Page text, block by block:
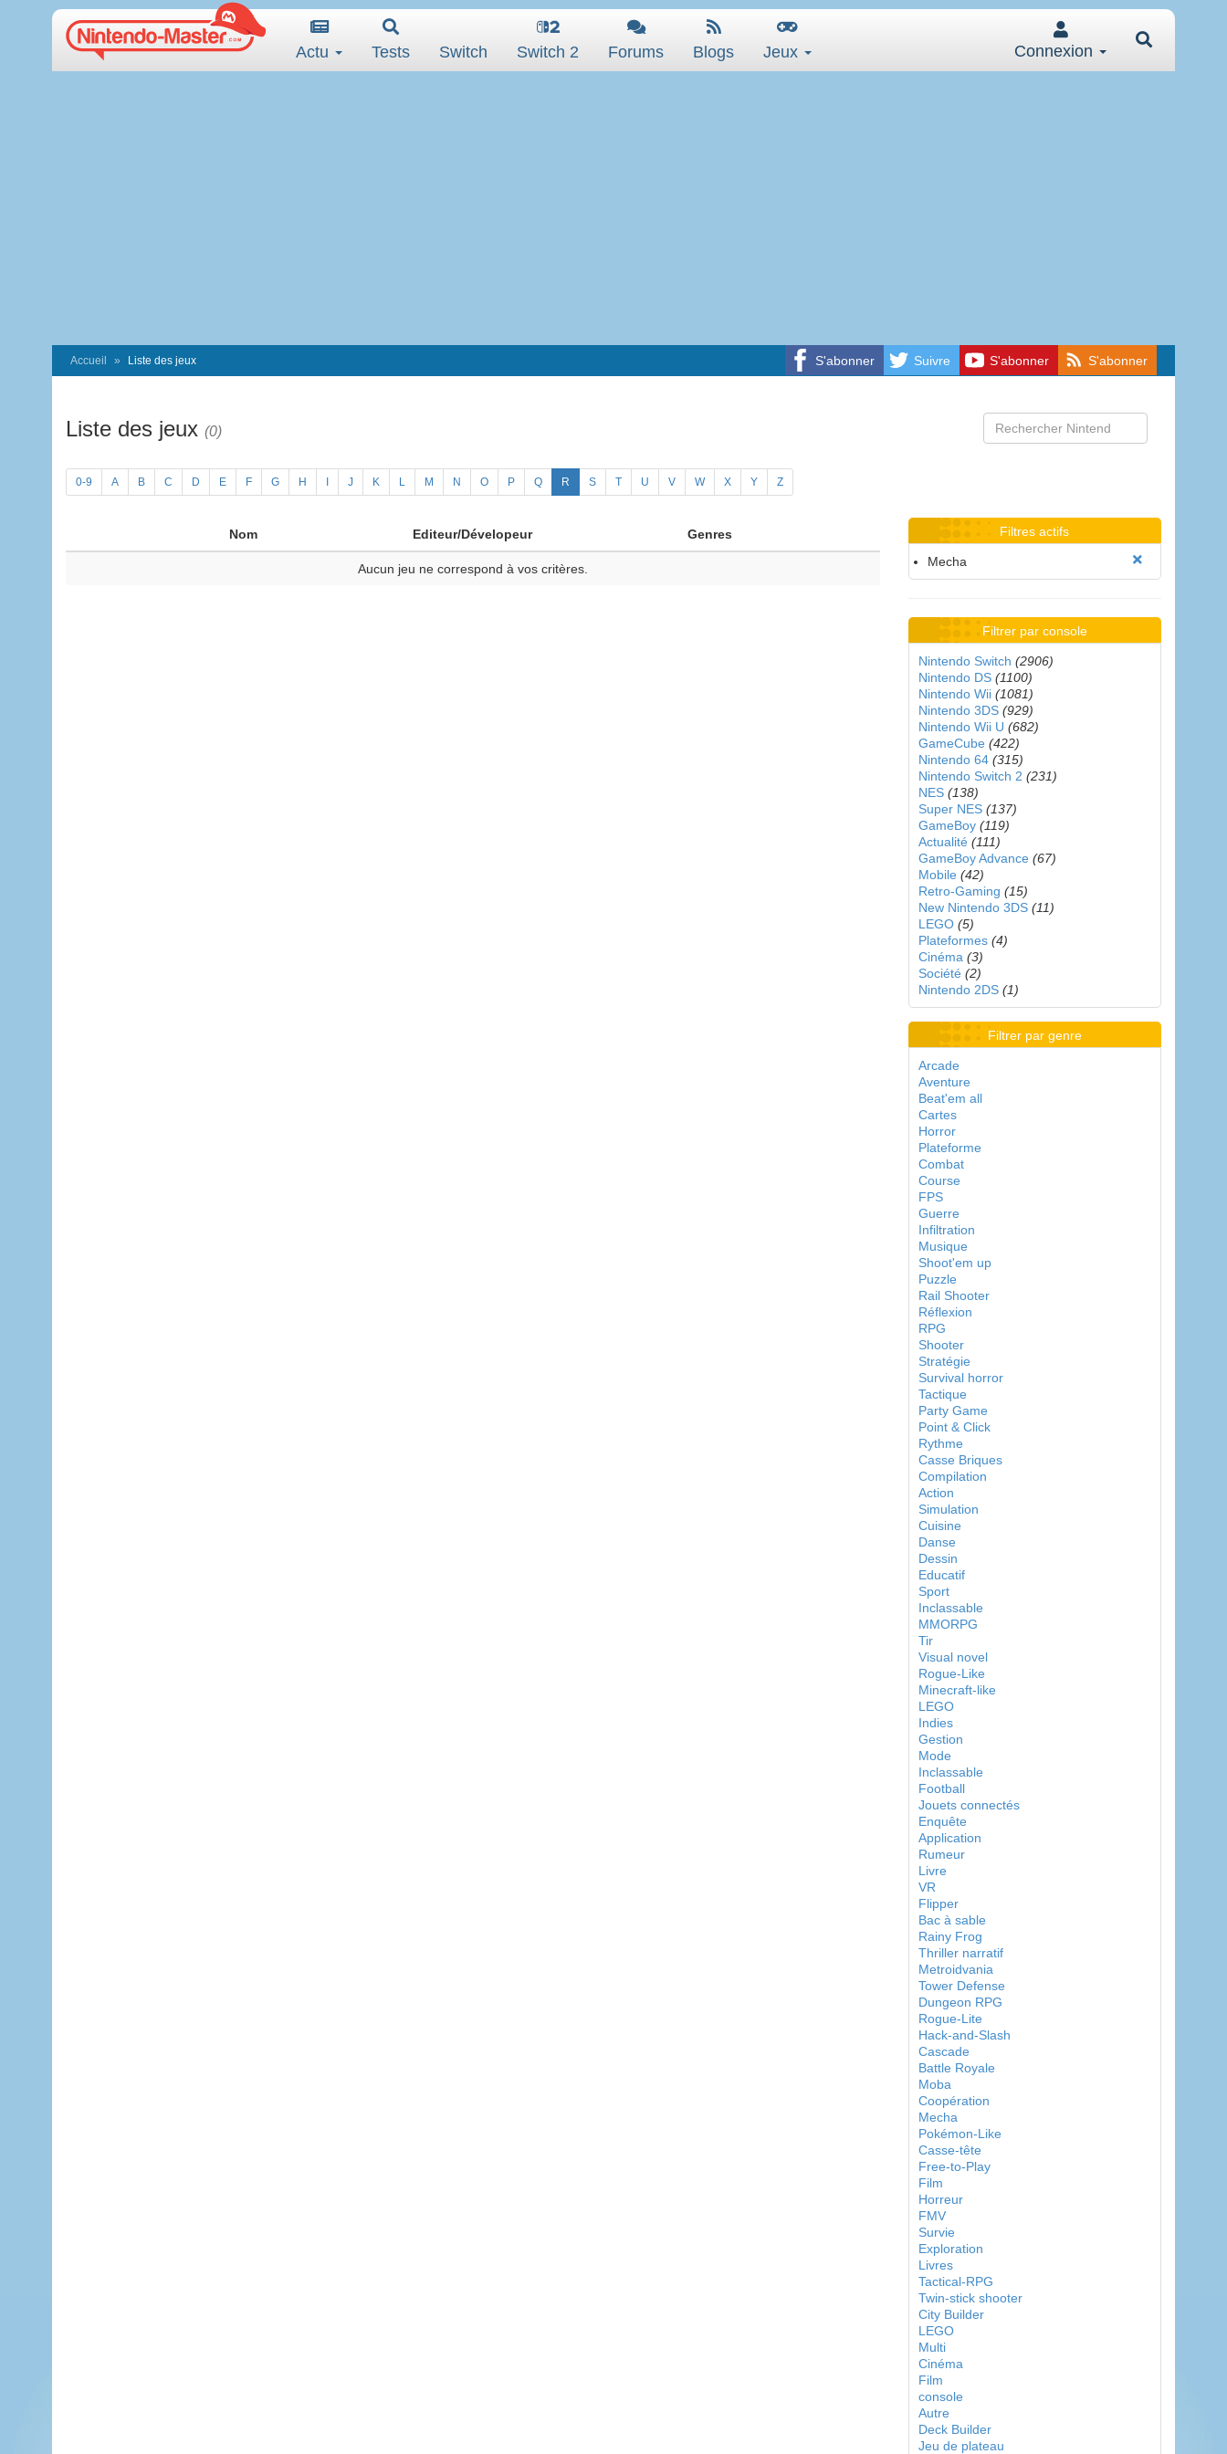
Actu Tests Switch Switch 2 Forums Blogs Jeux Connexion
S'abonner Suivre S'abonner S'abonner
Accueil Liste des jeux
Liste des jeux (0)
0-9 A B C D E F G H J K L M N O P Q R S T U V W X Y Z
Nom Editeur/Dévelopeur Genres
Aucun jeu ne correspond à vos critères.
Filtres actifs
Mecha
Filtrer par console
Nintendo Switch (2906)
Nintendo DS (1100)
Nintendo Wii (1081)
Nintendo 3DS (929)
Nintendo Wii U (682)
GameCube (422)
Nintendo 64 (315)
Nintendo Switch 2 (231)
NES (138)
Super NES (137)
GameBoy (119)
Actualité (111)
GameBoy Advance (67)
Mobile (42)
Retro-Gaming (15)
New Nintendo 3DS (11)
LEGO (5)
Plateformes (4)
Cinéma (3)
Société (2)
Nintendo 2DS (1)
Filtrer par genre
Arcade
Aventure
Beat'em all
Cartes
Horror
Plateforme
Combat
Course
FPS
Guerre
Infiltration
Musique
Shoot'em up
Puzzle
Rail Shooter
Réflexion
RPG
Shooter
Stratégie
Survival horror
Tactique
Party Game
Point & Click
Rythme
Casse Briques
Compilation
Action
Simulation
Cuisine
Danse
Dessin
Educatif
Sport
Inclassable
MMORPG
Tir
Visual novel
Rogue-Like
Minecraft-like
LEGO
Indies
Gestion
Mode
Inclassable
Football
Jouets connectés
Enquête
Application
Rumeur
Livre
VR
Flipper
Bac à sable
Rainy Frog
Thriller narratif
Metroidvania
Tower Defense
Dungeon RPG
Rogue-Lite
Hack-and-Slash
Cascade
Battle Royale
Moba
Coopération
Mecha
Pokémon-Like
Casse-tête
Free-to-Play
Film
Horreur
FMV
Survie
Exploration
Livres
Tactical-RPG
Twin-stick shooter
City Builder
LEGO
Multi
Cinéma
Film
console
Autre
Deck Builder
Jeu de plateau